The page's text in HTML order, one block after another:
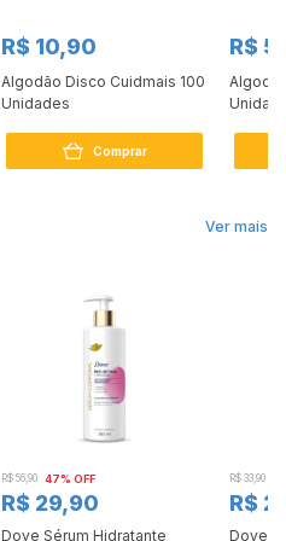
R$ 10,90
Algodão Disco Cuidmais 100
Unidades
Comprar
R$
Ver mais
R$ 56,90 47% OFF
R$ 29,90
Dove Sérum Hidratante
R$ 33,90
R$
Dove